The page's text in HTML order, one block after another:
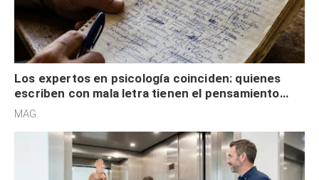
Los expertos en psicología coinciden: quienes
escriben con mala letra tienen el pensamiento
acelerado y no lo hacen por desinterés
MAG.